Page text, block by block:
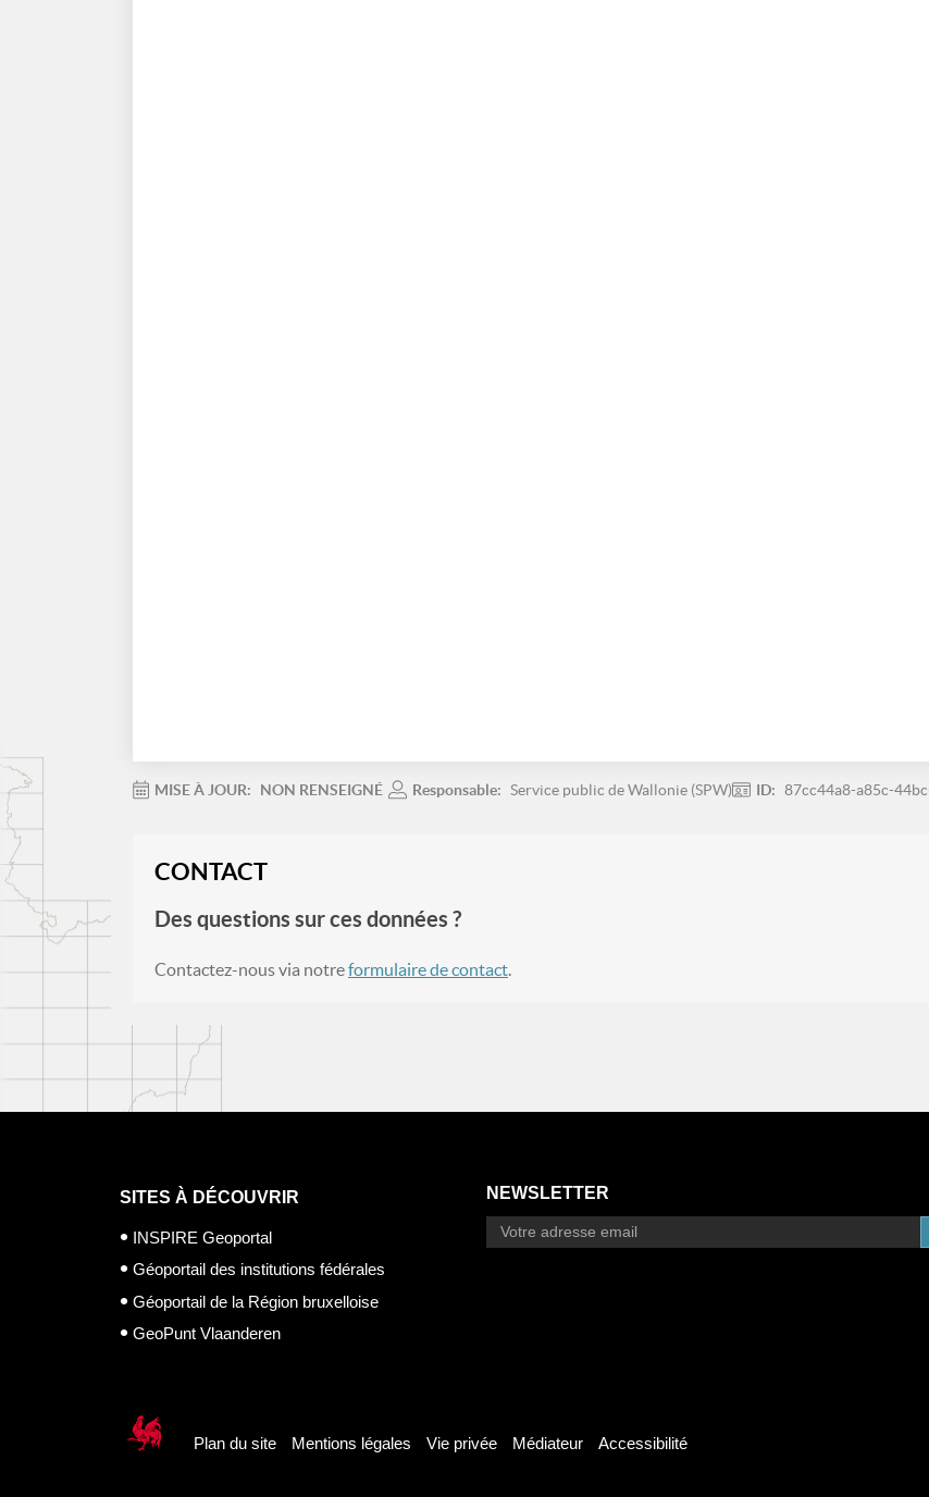
MISE À JOUR: NON RENSEIGNÉ Responsable: Service public de Wallonie (SPW) ID: 87cc44a8-a85c-
CONTACT
Des questions sur ces données ?
Contactez-nous via notreformulaire de contact.
SITES À DÉCOUVRIR
INSPIRE Geoportal
Géoportail des institutions fédérales
Géoportail de la Région bruxelloise
GeoPunt Vlaanderen
NEWSLETTER
Plan du site Mentions légales Vie privée Médiateur Accessibilité